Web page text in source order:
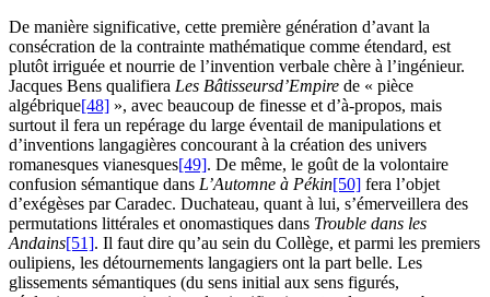
De manière significative, cette première génération d’avant la
consécration de la contrainte mathématique comme étendard, est
plutôt irriguée et nourrie de l’invention verbale chère à l’ingénieur.
Jacques Bens qualifiera Les Bâtisseursd’Empire de « pièce
algébrique[48] », avec beaucoup de finesse et d’à-propos, mais
surtout il fera un repérage du large éventail de manipulations et
d’inventions langagières concourant à la création des univers
romanesques vianesques[49]. De même, le goût de la volontaire
confusion sémantique dans L’Automne à Pékin[50] fera l’objet
d’exégèses par Caradec. Duchateau, quant à lui, s’émerveillera des
permutations littérales et onomastiques dans Trouble dans les
Andains[51]. Il faut dire qu’au sein du Collège, et parmi les premiers
oulipiens, les détournements langagiers ont la part belle. Les
glissements sémantiques (du sens initial aux sens figurés,